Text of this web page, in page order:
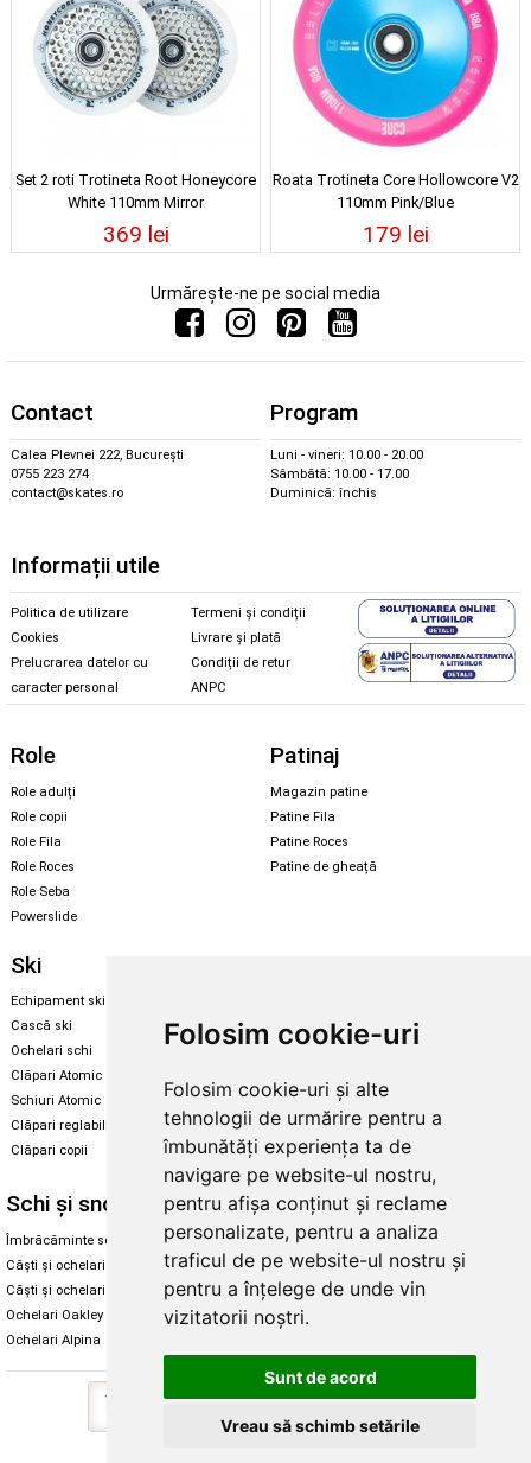
Folosim cookie-uri
Folosim cookie-uri și alte
tehnologii de urmărire pentru a
îmbunătăți experiența ta de
navigare pe website-ul nostru,
pentru afișa conținut și reclame
personalizate, pentru a analiza
traficul de pe website-ul nostru și
pentru a înțelege de unde vin
vizitatorii noștri.
Sunt de acord
Vreau să schimb setările
Set 2 roti Trotineta Root Honeycore
White 110mm Mirror
369 lei
Roata Trotineta Core Hollowcore V2
110mm Pink/Blue
179 lei
Urmărește-ne pe social media
Contact
Calea Plevnei 222, București
0755 223 274
contact@skates.ro
Program
Luni - vineri: 10.00 - 20.00
Sâmbătă: 10.00 - 17.00
Duminică: închis
Informații utile
Politica de utilizare
Cookies
Prelucrarea datelor cu
caracter personal
Termeni și condiții
Livrare și plată
Condiții de retur
ANPC
Role
Role adulți
Role copii
Role Fila
Role Roces
Role Seba
Powerslide
Patinaj
Magazin patine
Patine Fila
Patine Roces
Patine de gheață
Ski
Echipament ski
Cască ski
Ochelari schi
Clăpari Atomic
Schiuri Atomic
Clăpari reglabili
Clăpari copii
Echipament snowboard
Skate & longboard
Santa Cruz
Enuff Skateboards
Schi și snowboard
Îmbrăcăminte schi și snowboard
Căști și ochelari de iarnă
Căști și ochelari Alpina
Ochelari Oakley
Ochelari Alpina
Diverse
Cum aleg rolele
Cum aleg ochelarii
Ochelari de soare Oakley
Ochelari de soare Alpina